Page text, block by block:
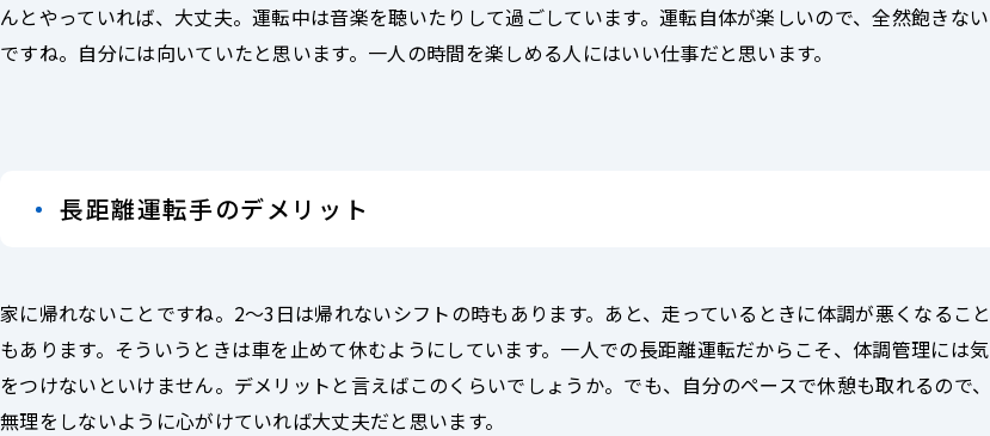
んとやっていれば、大丈夫。運転中は音楽を聴いたりして過ごしています。運転自体が楽しいので、全然飽きない
ですね。自分には向いていたと思います。一人の時間を楽しめる人にはいい仕事だと思います。
長距離運転手のデメリット
家に帰れないことですね。2～3日は帰れないシフトの時もあります。あと、走っているときに体調が悪くなること
もあります。そういうときは車を止めて休むようにしています。一人での長距離運転だからこそ、体調管理には気
をつけないといけません。デメリットと言えばこのくらいでしょうか。でも、自分のペースで休憩も取れるので、
無理をしないように心がけていれば大丈夫だと思います。